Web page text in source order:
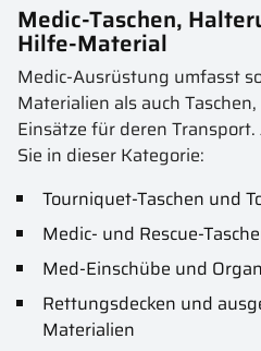
Medic-Taschen,
Hilfe-Material
Medic-Ausrüstung umfasst
Materialien als auch
Einsätze für deren
Sie in dieser Kategorie:
Tourniquet-Taschen und
Medic- und Rescue-
Med-Einschübe und
Rettungsdecken und
Materialien